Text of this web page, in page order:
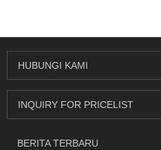
HUBUNGI KAMI
INQUIRY FOR PRICELIST
BERITA TERBARU